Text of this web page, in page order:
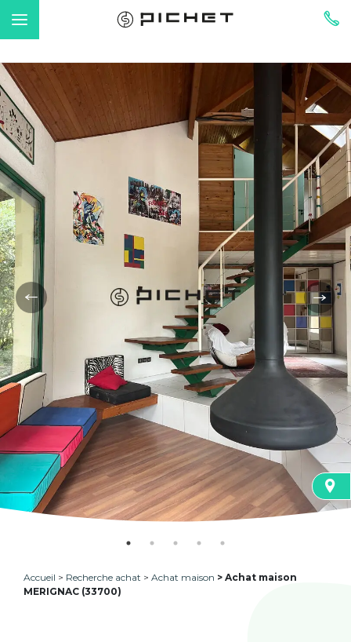
Accueil Recherche achat Achat maison
Achat maison
MERIGNAC (33700)